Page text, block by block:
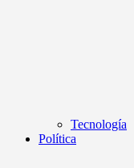
Tecnología
Política